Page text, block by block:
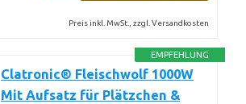
Preis inkl. MwSt., zzgl. Versandkosten
EMPFEHLUNG
Clatronic® Fleischwolf 1000W
Mit Aufsatz für Plätzchen &